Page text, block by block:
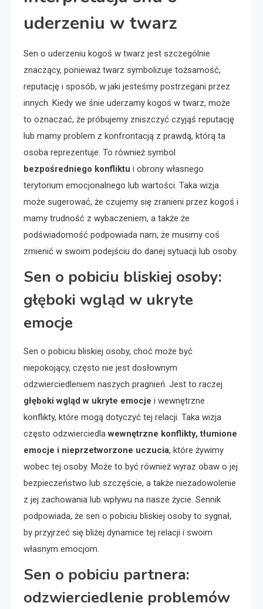
uderzeniu w twarz
Sen o uderzeniu kogoś w twarz jest szczególnie
znaczący, ponieważ twarz symbolizuje tożsamość,
reputację i sposób, w jaki jesteśmy postrzegani przez
innych. Kiedy we śnie uderzamy kogoś w twarz, może
to oznaczać, że próbujemy zniszczyć czyjąś reputację
lub mamy problem z konfrontacją z prawdą, którą ta
osoba reprezentuje. To również symbol
bezpośredniego konfliktu i obrony własnego
terytorium emocjonalnego lub wartości. Taka wizja
może sugerować, że czujemy się zranieni przez kogoś i
mamy trudność z wybaczeniem, a także że
podświadomość podpowiada nam, że musimy coś
zmienić w swoim podejściu do danej sytuacji lub osoby.
Sen o pobiciu bliskiej osoby:
głęboki wgląd w ukryte
emocje
Sen o pobiciu bliskiej osoby, choć może być
niepokojący, często nie jest dosłownym
odzwierciedleniem naszych pragnień. Jest to raczej
głęboki wgląd w ukryte emocje i wewnętrzne
konflikty, które mogą dotyczyć tej relacji. Taka wizja
często odzwierciedlawewnętrzne konflikty, tłumione
emocje i nieprzetworzone uczucia, które żywimy
wobec tej osoby. Może to być również wyraz obaw o jej
bezpieczeństwo lub szczęście, a także niezadowolenie
z jej zachowania lub wpływu na nasze życie. Sennik
podpowiada, że sen o pobiciu bliskiej osoby to sygnał,
by przyjrzeć się bliżej dynamice tej relacji i swoim
własnym emocjom.
Sen o pobiciu partnera:
odzwierciedlenie problemów